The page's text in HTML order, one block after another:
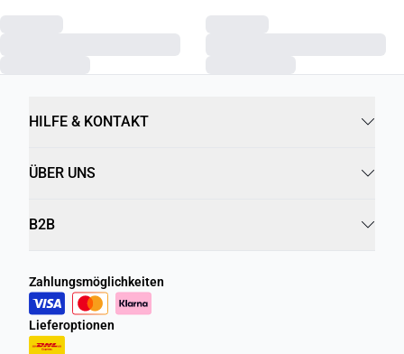
HILFE & KONTAKT
ÜBER UNS
B2B
Zahlungsmöglichkeiten
Lieferoptionen